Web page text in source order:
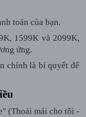
toán của bạn.
1599K và 2099K,
ứng.
chính là bí quyết để
(Thoải mái cho tôi -